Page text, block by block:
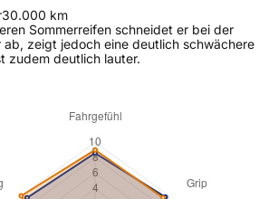
30.000 km
Sommerreifen schneidet er bei der
ab, zeigt jedoch eine deutlich schwächere
zudem deutlich lauter.